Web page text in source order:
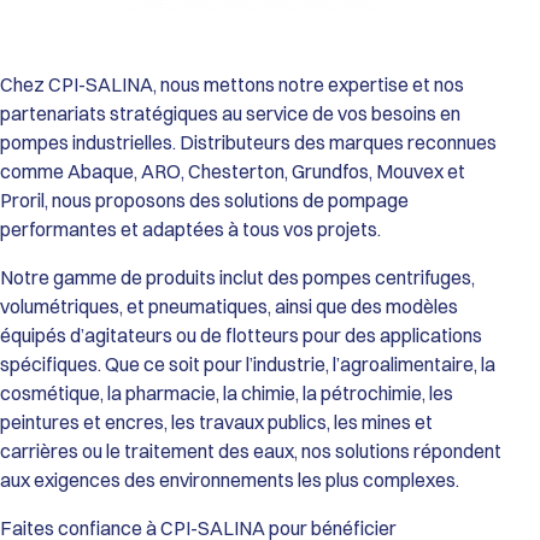
Viscosité : Capacité de transfert jusqu’à 55 000 cSt (modèle
HDX80).
Température de service : De 0°C à 70°C (Standard) et jusqu’à
80°C (avec tuyau EPDM).
Passage de solides : Particules dures jusqu’à 12 mm et
particules souples jusqu’à 20 mm.
Construction et Matériaux :
Roue et Couvercle : Fonte GS et Acier haute résistance.
Tuyaux Configurables (selon l’application) : Caoutchouc
Naturel (Standard), EPDM, Buna N (NBR), Buna N Alimentaire
(FDA), ou Hypalon.
Raccordements : Brides robustes ISO PN16 (Standard) ou ISO
PN20 / ANSI 150 (Option).
Atouts Opérationnels :
Fiabilité Maximale : Absence totale de garnitures mécaniques,
de clapets ou de vannes, éliminant les risques de fuites et de
blocages.
Maintenance Simplifiée : Le tuyau est l’unique pièce d’usure,
Chez CPI-SALINA, nous mettons notre expertise et nos
partenariats stratégiques au service de vos besoins en
pompes industrielles. Distributeurs des marques reconnues
comme Abaque, ARO, Chesterton, Grundfos, Mouvex et
Proril, nous proposons des solutions de pompage
performantes et adaptées à tous vos projets.
Notre gamme de produits inclut des pompes centrifuges,
volumétriques, et pneumatiques, ainsi que des modèles
équipés d’agitateurs ou de flotteurs pour des applications
spécifiques. Que ce soit pour l’industrie, l’agroalimentaire, la
cosmétique, la pharmacie, la chimie, la pétrochimie, les
peintures et encres, les travaux publics, les mines et
carrières ou le traitement des eaux, nos solutions répondent
aux exigences des environnements les plus complexes.
Faites confiance à CPI-SALINA pour bénéficier